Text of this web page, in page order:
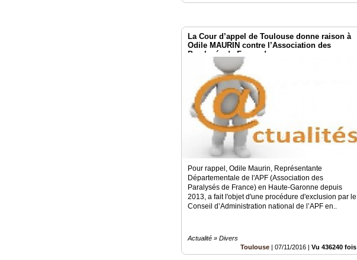
La Cour d’appel de Toulouse donne raison à
Odile MAURIN contre l’Association des
Paralysés de France !
Pour rappel, Odile Maurin, Représentante
Départementale de l'APF (Association des
Paralysés de France) en Haute-Garonne depuis
2013, a fait l'objet d'une procédure d'exclusion par le
Conseil d’Administration national de l’APF en..
Actualité » Divers
Toulouse |07/11/2016 |Vu 436240 fois